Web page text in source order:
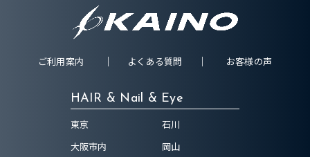
ご利用案内 よくある質問 お客様の声
HAIR & Nail & Eye
東京
大阪市内
石川
岡山